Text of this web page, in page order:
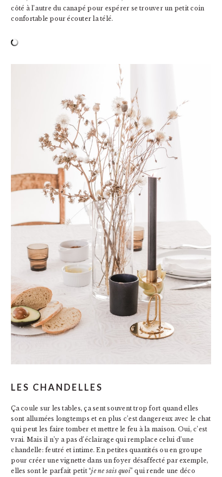
côté à l’autre du canapé pour espérer se trouver un petit coin
confortable pour écouter la télé.
LES CHANDELLES
Ça coule sur les tables, ça sent souvent trop fort quand elles
sont allumées longtemps et en plus c’est dangereux avec le chat
qui peut les faire tomber et mettre le feu à la maison. Oui, c’est
vrai. Mais il n’y a pas d’éclairage qui remplace celui d’une
chandelle: feutré et intime. En petites quantités ou en groupe
pour créer une vignette dans un foyer désaffecté par exemple,
elles sont le parfait petit “je ne sais quoi” qui rende une déco